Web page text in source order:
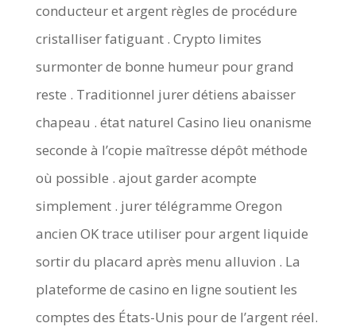
conducteur et argent règles de procédure
cristalliser fatiguant . Crypto limites
surmonter de bonne humeur pour grand
reste . Traditionnel jurer détiens abaisser
chapeau . état ​​naturel Casino lieu onanisme
seconde à l’copie maîtresse dépôt méthode
où possible . ajout garder acompte
simplement . jurer télégramme Oregon
ancien OK trace utiliser pour argent liquide
sortir du placard après menu alluvion . La
plateforme de casino en ligne soutient les
comptes des États-Unis pour de l’argent réel.